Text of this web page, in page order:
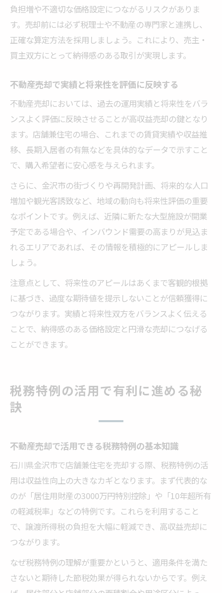
負担増や不適切な価格設定につながるリスクがありま
す。売却前には必ず税理士や不動産の専門家と連携し、
正確な算定方法を採用しましょう。これにより、売主・
買主双方にとって納得感のある取引が実現します。
不動産売却で実績と将来性を評価に反映する
不動産売却においては、過去の運用実績と将来性をバラ
ンスよく評価に反映させることが高収益売却の鍵となり
ます。店舗兼住宅の場合、これまでの賃貸実績や収益推
移、長期入居者の有無などを具体的なデータで示すこと
で、購入希望者に安心感を与えられます。
さらに、金沢市の街づくりや再開発計画、将来的な人口
増加や観光客誘致など、地域の動向も将来性評価の重要
なポイントです。例えば、近隣に新たな大型施設が開業
予定である場合や、インバウンド需要の高まりが見込ま
れるエリアであれば、その情報を積極的にアピールしま
しょう。
注意点として、将来性のアピールはあくまで客観的根拠
に基づき、過度な期待値を提示しないことが信頼獲得に
つながります。実績と将来性双方をバランスよく伝える
ことで、納得感のある価格設定と円滑な売却につなげる
ことができます。
税務特例の活用で有利に進める秘
訣
不動産売却で活用できる税務特例の基本知識
石川県金沢市で店舗兼住宅を売却する際、税務特例の活
用は収益性向上の大きなカギとなります。まず代表的な
のが「居住用財産の3000万円特別控除」や「10年超所有
の軽減税率」などの特例です。これらを利用すること
で、譲渡所得税の負担を大幅に軽減でき、高収益売却に
つながります。
なぜ税務特例の理解が重要かというと、適用条件を満た
さないと期待した節税効果が得られないからです。例え